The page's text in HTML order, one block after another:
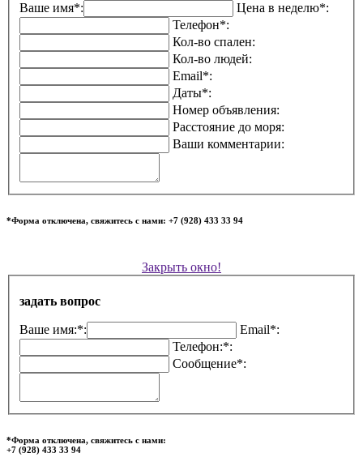
Ваше имя*:
Цена в неделю*:
Телефон*:
Кол-во спален:
Кол-во людей:
Email*:
Даты*:
Номер объявления:
Расстояние до моря:
Ваши комментарии:
*Форма отключена, свяжитесь с нами: +7 (928) 433 33 94
Закрыть окно!
задать вопрос
Ваше имя:*:
Email*:
Телефон:*:
Сообщение*:
*Форма отключена, свяжитесь с нами:
+7 (928) 433 33 94